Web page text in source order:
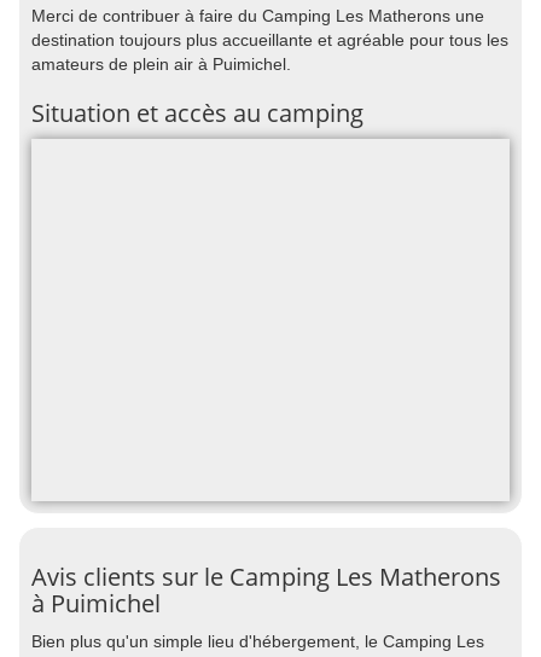
Merci de contribuer à faire du Camping Les Matherons une
destination toujours plus accueillante et agréable pour tous les
amateurs de plein air à Puimichel.
Situation et accès au camping
Avis clients sur le Camping Les Matherons
à Puimichel
Bien plus qu'un simple lieu d'hébergement, le Camping Les